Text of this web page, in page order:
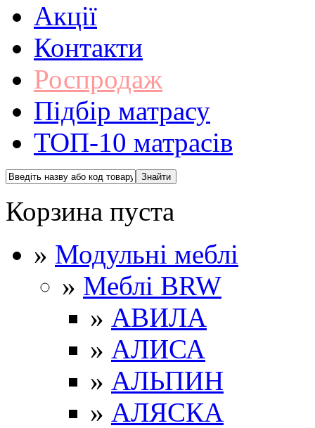
Акції
Контакти
Роспродаж
Підбір матрасу
ТОП-10 матрасів
Корзина пуста
» Модульні меблі
» Меблі BRW
» АВИЛА
» АЛИСА
» АЛЬПИН
» АЛЯСКА